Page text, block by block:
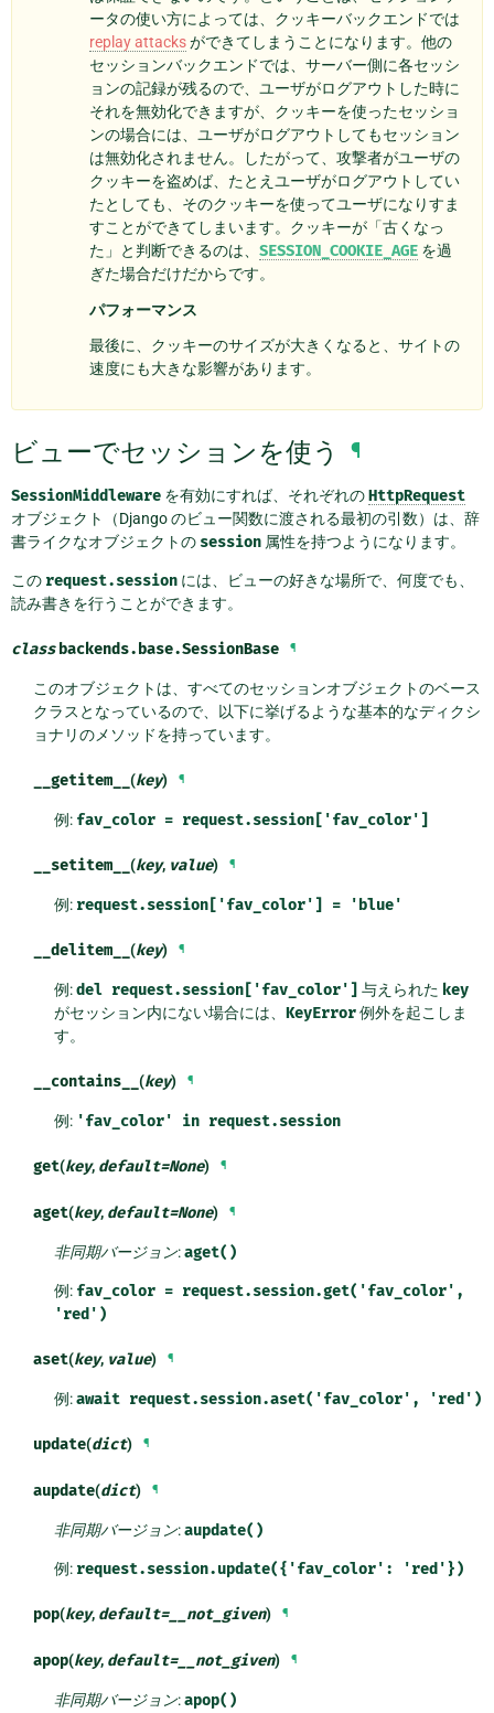
ータの使い方によっては、クッキーバックエンドでは
replay attacksができてしまうことになります。他の
セッションバックエンドでは、サーバー側に各セッシ
ョンの記録が残るので、ユーザがログアウトした時に
それを無効化できますが、クッキーを使ったセッショ
ンの場合には、ユーザがログアウトしてもセッション
は無効化されません。したがって、攻撃者がユーザの
クッキーを盗めば、たとえユーザがログアウトしてい
たとしても、そのクッキーを使ってユーザになりすま
すことができてしまいます。クッキーが「古くなっ
た」と判断できるのは、 SESSION_COOKIE_AGE を過
ぎた場合だけだからです。
パフォーマンス
最後に、クッキーのサイズが大きくなると、サイトの
速度にも大きな影響があります。
ビューでセッションを使う ¶
SessionMiddleware を有効にすれば、それぞれのHttpRequest
オブジェクト（Django のビュー関数に渡される最初の引数）は、辞
書ライクなオブジェクトの session 属性を持つようになります。
この request.session には、ビューの好きな場所で、何度でも、
読み書きを行うことができます。
class backends.base.SessionBase ¶
このオブジェクトは、すべてのセッションオブジェクトのベース
クラスとなっているので、以下に挙げるような基本的なディクシ
ョナリのメソッドを持っています。
__getitem__ (key) ¶
例: fav_color = request.session['fav_color']
__setitem__ (key, value) ¶
例: request.session['fav_color'] = 'blue'
__delitem__ (key) ¶
例:del request.session['fav_color'] 与えられた key
がセッション内にない場合には、KeyError例外を起こしま
す。
__contains__ (key) ¶
例: 'fav_color' in request.session
get(key, default=None) ¶
aget(key, default=None) ¶
非同期バージョン:aget()
例: fav_color = request.session.get('fav_color',
'red')
aset(key, value) ¶
例:await request.session.aset('fav_color', 'red')
update(dict) ¶
aupdate(dict) ¶
非同期バージョン:aupdate()
例: request.session.update({'fav_color': 'red'})
pop(key, default=__not_given) ¶
apop(key, default=__not_given) ¶
非同期バージョン:apop()